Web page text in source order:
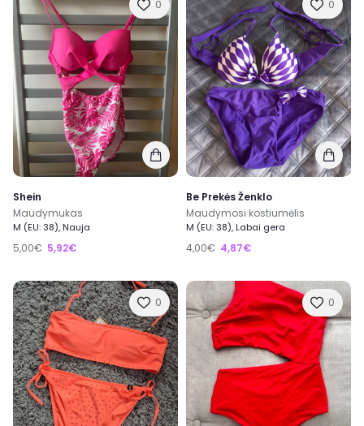
0
Shein
Maudymukas
M (EU: 38), Nauja
5,00€ 5,92€
0
Be Prekės Ženklo
Maudymosi kostiumėlis
M (EU: 38), Labai gera
4,00€ 4,87€
0 0